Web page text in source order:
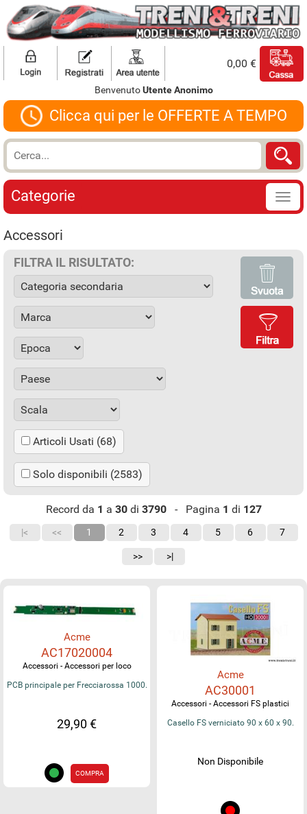
0,00 €
BenvenutoUtente Anonimo
Clicca qui per le OFFERTE A TEMPO
Categorie
Accessori
FILTRA IL RISULTATO:
Articoli Usati (68)
Solo disponibili (2583)
Record da 1 a 30di 3790- Pagina 1 di 127
|< << 1 2 3 4 5 6 7
>> >|
Acme
AC17020004
Accessori - Accessori per loco
PCB principale per Frecciarossa 1000.
29,90 €
COMPRA
Acme
AC30001
Accessori - Accessori FS plastici
Casello FS verniciato 90 x 60 x 90.
Non Disponibile